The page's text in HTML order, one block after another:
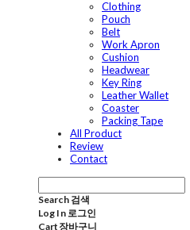
Clothing
Pouch
Belt
Work Apron
Cushion
Headwear
Key Ring
Leather Wallet
Coaster
Packing Tape
All Product
Review
Contact
Search 검색
Log In 로그인
Cart 장바구니